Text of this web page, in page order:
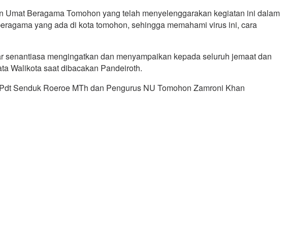
Beragama Tomohon yang telah menyelenggarakan kegiatan ini dalam
yang ada di kota tomohon, sehingga memahami virus ini, cara
mengingatkan dan menyampaikan kepada seluruh jemaat dan
Walikota saat dibacakan Pandeiroth.
Senduk Roeroe MTh dan Pengurus NU Tomohon Zamroni Khan